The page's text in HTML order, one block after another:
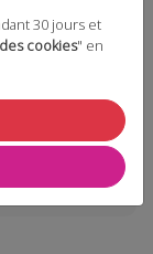
500 euros
30 jours et
cookies" en